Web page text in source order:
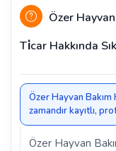
Özer
Ti̇car Hakkında
Özer Hayvan
zamandır kayıtlı,
Özer Hayvan